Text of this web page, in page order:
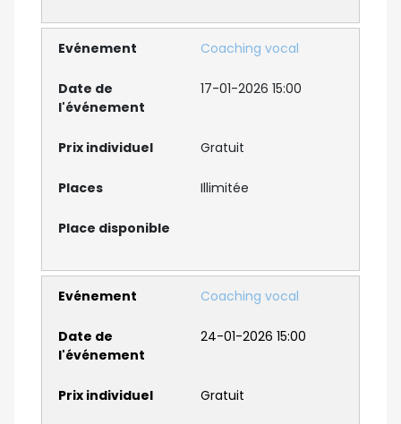
Coaching vocal
17-01-2026 15:00
Gratuit
Illimitée
Coaching vocal
24-01-2026 15:00
Gratuit